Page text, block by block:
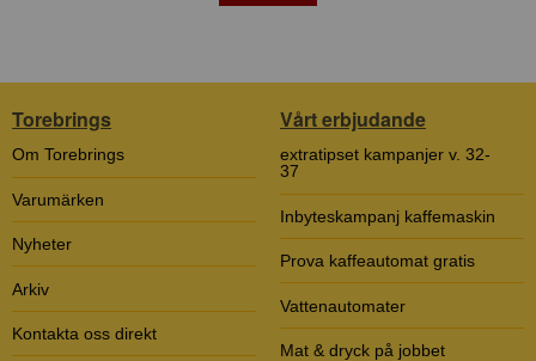
Torebrings
Om Torebrings
Varumärken
Nyheter
Arkiv
Kontakta oss direkt
Vårt erbjudande
extratipset kampanjer v. 32-
37
Inbyteskampanj kaffemaskin
Prova kaffeautomat gratis
Vattenautomater
Mat & dryck på jobbet